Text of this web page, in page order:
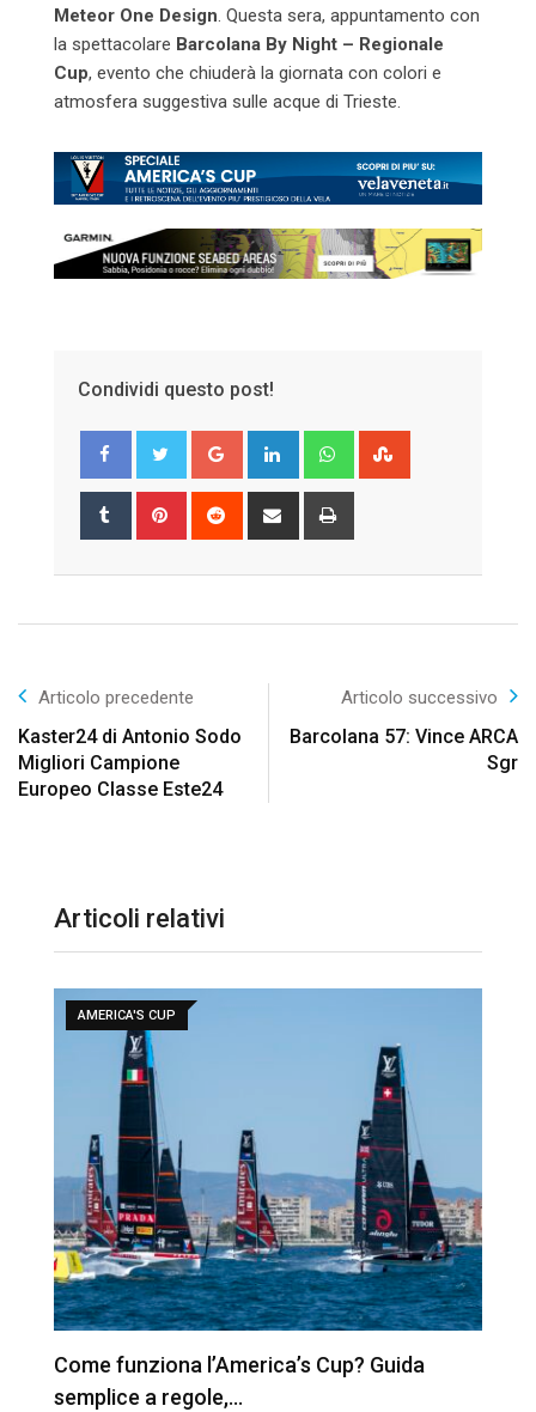
Meteor One Design. Questa sera, appuntamento con
la spettacolare Barcolana By Night – Regionale
Cup, evento che chiuderà la giornata con colori e
atmosfera suggestiva sulle acque di Trieste.
Condividi questo post!
Google+ LinkedIn Whatsapp
Tumblr Pinterest Reddit
Share
Articolo precedente
Kaster24 di Antonio Sodo
Migliori Campione
Europeo Classe Este24
Articolo successivo
Barcolana 57: Vince ARCA
Sgr
Articoli relativi
AMERICA'S CUP
Come funziona l’America’s Cup? Guida
semplice a regole,…